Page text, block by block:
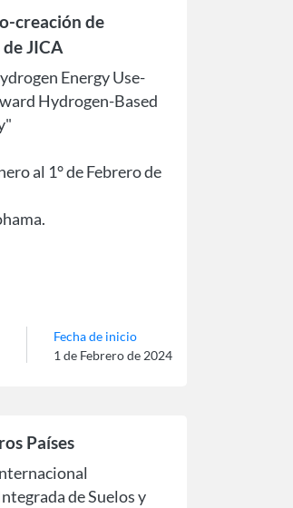
creación de
JICA
Energy Use-
Hydrogen-Based
al 1° de Febrero de
Fecha de inicio
1 de Febrero de 2024
Países
de Suelos y